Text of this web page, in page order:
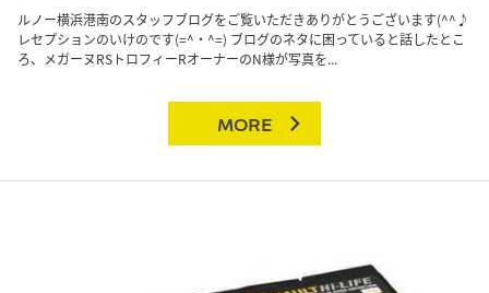
ルノー横浜港南のスタッフブログをご覧いただきありがとうございます(^^♪
レセプションのいけのです(=^・^=) ブログのネタに困っていると話したとこ
ろ、メガーヌRSトロフィーRオーナーのN様が写真を...
MORE